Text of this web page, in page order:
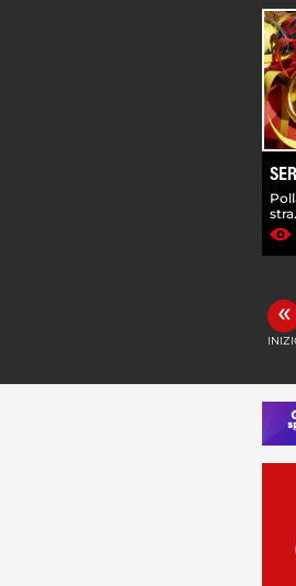
«